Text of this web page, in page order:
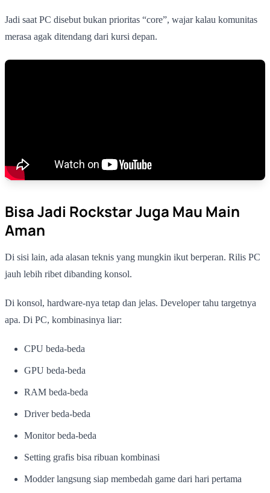
Jadi saat PC disebut bukan prioritas “core”, wajar kalau komunitas
merasa agak ditendang dari kursi depan.
Bisa Jadi Rockstar Juga Mau Main
Aman
Di sisi lain, ada alasan teknis yang mungkin ikut berperan. Rilis PC
jauh lebih ribet dibanding konsol.
Di konsol, hardware-nya tetap dan jelas. Developer tahu targetnya
apa. Di PC, kombinasinya liar:
CPU beda-beda
GPU beda-beda
RAM beda-beda
Driver beda-beda
Monitor beda-beda
Setting grafis bisa ribuan kombinasi
Modder langsung siap membedah game dari hari pertama